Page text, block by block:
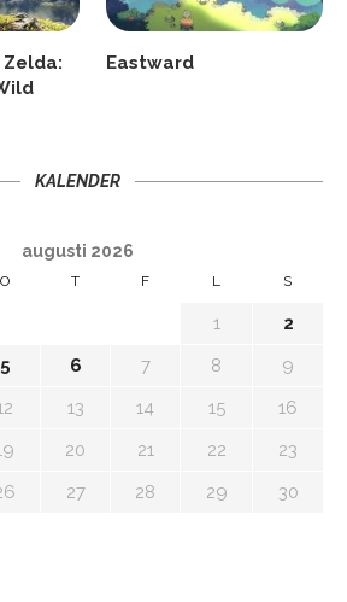
Eastward
KALENDER
augusti 2026
O T F L S
1
2
5 6 7 8
9
13 14 15
16
20 21 22
23
27 28 29
30